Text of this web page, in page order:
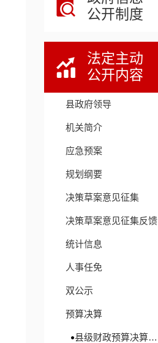
公开制度
法定主动
公开内容
县政府领导
机关简介
应急预案
规划纲要
决策草案意见征集
决策草案意见征集反馈
统计信息
人事任免
双公示
预算决算
县级财政预算决算及财政收支信息